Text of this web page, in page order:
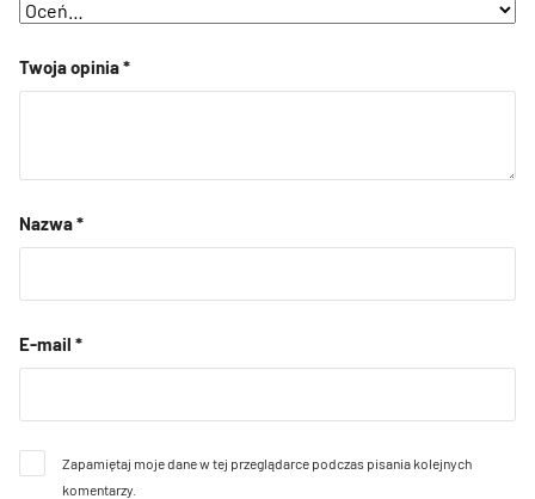
Twoja opinia*
Nazwa*
E-mail *
Zapamiętaj moje dane w tej przeglądarce podczas pisania kolejnych
komentarzy.